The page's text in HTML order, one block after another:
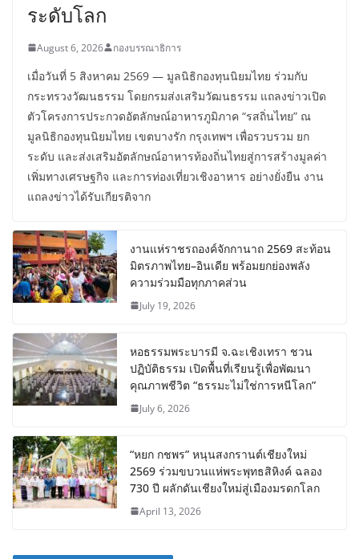
ระดับโลก
August 6, 2026 กองบรรณาธิการ
เมื่อวันที่ 5 สิงหาคม 2569 — มูลนิธิกองทุนนิยมไทย ร่วมกับ
กระทรวงวัฒนธรรม โดยกรมส่งเสริมวัฒนธรรม แถลงข่าวเปิด
ตัวโครงการประกวดอัตลักษณ์อาหารภูมิภาค “รสถิ่นไทย” ณ
มูลนิธิกองทุนนิยมไทย เขตบางรัก กรุงเทพฯ เพื่อรวบรวม ยก
ระดับ และส่งเสริมอัตลักษณ์อาหารท้องถิ่นไทยสู่การสร้างมูลค่า
เพิ่มทางเศรษฐกิจ และการท่องเที่ยวเชิงอาหาร อย่างยั่งยืน งาน
แถลงข่าวได้รับเกียรติจาก
งานแห่ราชรถองค์จักกานาถ 2569 สะท้อน
มิตรภาพไทย–อินเดีย พร้อมยกย่องพลัง
ความร่วมมือทุกภาคส่วน
July 19, 2026
หอธรรมพระบารมี จ.ฉะเชิงเทรา ชวน
ปฏิบัติธรรม เปิดพื้นที่เรียนรู้เพื่อพัฒนา
คุณภาพชีวิต “ธรรมะไม่ใช่การหนีโลก”
July 6, 2026
“หยก กชพร” หนุนสงกรานต์เชียงใหม่
2569 ร่วมขบวนแห่พระพุทธสิหิงค์ ฉลอง
730 ปี ผลักดันเชียงใหม่สู่เมืองมรดกโลก
April 13, 2026